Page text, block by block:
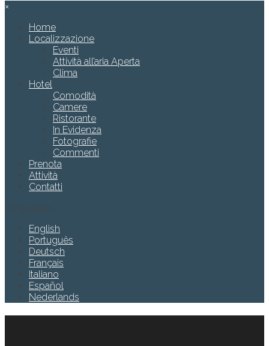
×
Home
Localizzazione
Eventi
Attività all’aria Aperta
Clima
Hotel
Comodità
Camere
Ristorante
In Evidenza
Fotografie
Commenti
Prenota
Attività
Contatti
English
Português
Deutsch
Français
Italiano
Español
Nederlands